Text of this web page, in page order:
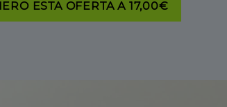
ESTA OFERTA A 17,00€